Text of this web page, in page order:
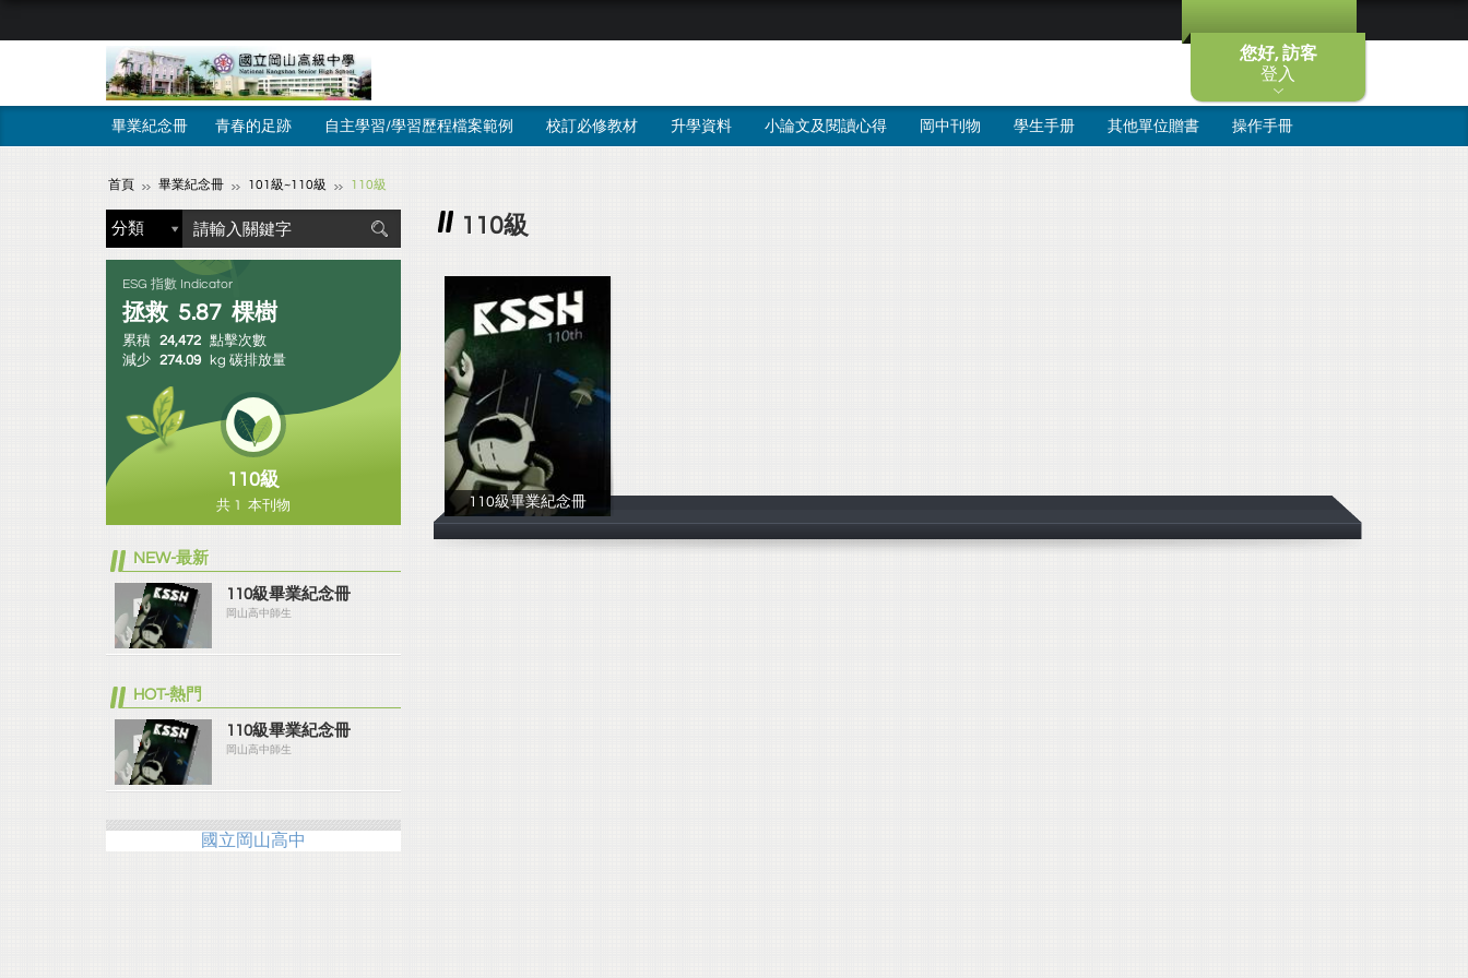
您好, 訪客
登入
畢業紀念冊 青春的足跡 自主學習/學習歷程檔案範例 校訂必修教材 升學資料 小論文及閱讀心得 岡中刊物 學生手册 其他單位贈書 操作手冊
首頁 畢業紀念冊 101級~110級 110級
110級
110級畢業紀念冊
岡山高中師生
ESG 指數 Indicator
拯救 5.87 棵樹
累積 24,472 點擊次數
減少 274.09 kg 碳排放量
110級
共 1 本刊物
NEW-最新
110級畢業紀念冊
岡山高中師生
HOT-熱門
110級畢業紀念冊
岡山高中師生
國立岡山高中